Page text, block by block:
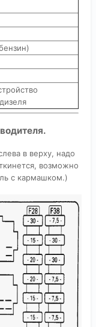
в верху, надо
возможно
с кармашком.)